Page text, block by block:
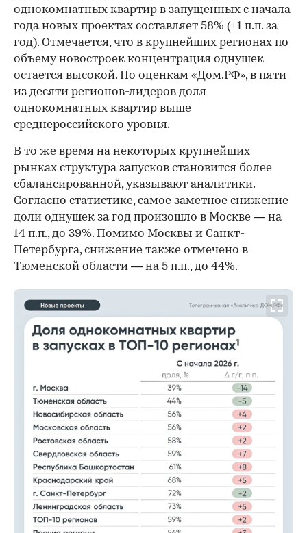
однокомнатных квартир в запущенных с начала
года новых проектах составляет 58% (+1 п.п. за
год). Отмечается, что в крупнейших регионах по
объему новостроек концентрация однушек
остается высокой. По оценкам «Дом.РФ», в пяти
из десяти регионов-лидеров доля
однокомнатных квартир выше
среднероссийского уровня.
В то же время на некоторых крупнейших
рынках структура запусков становится более
сбалансированной, указывают аналитики.
Согласно статистике, самое заметное снижение
доли однушек за год произошло в Москве — на
14 п.п., до 39%. Помимо Москвы и Санкт-
Петербурга, снижение также отмечено в
Тюменской области — на 5 п.п., до 44%.